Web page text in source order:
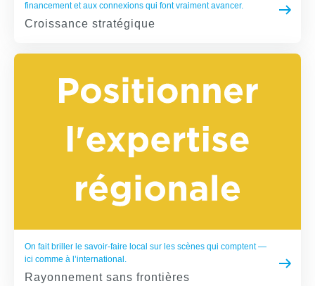
financement et aux connexions qui font vraiment avancer.
Croissance stratégique
On fait briller le savoir-faire local sur les scènes qui comptent —
ici comme à l’international.
Rayonnement sans frontières